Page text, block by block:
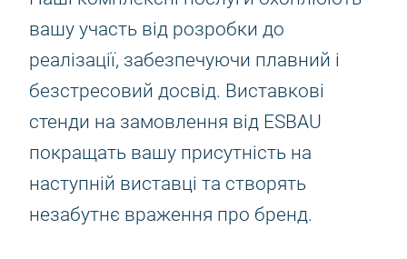
вашу участь від розробки до
реалізації, забезпечуючи плавний і
безстресовий досвід. Виставкові
стенди на замовлення від ESBAU
покращать вашу присутність на
наступній виставці та створять
незабутнє враження про бренд.